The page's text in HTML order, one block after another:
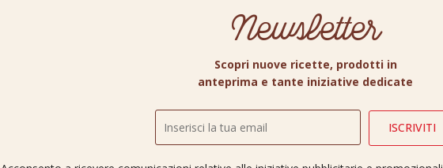
Newsletter
Scopri nuove ricette, prodotti in
anteprima e tante iniziative dedicate